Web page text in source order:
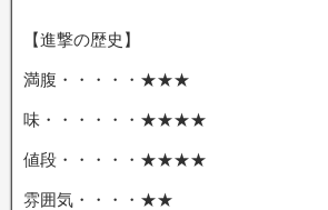
【進撃の歴史】
満腹・・・・・★★★
味・・・・・・★★★★
値段・・・・・★★★★
雰囲気・・・・★★